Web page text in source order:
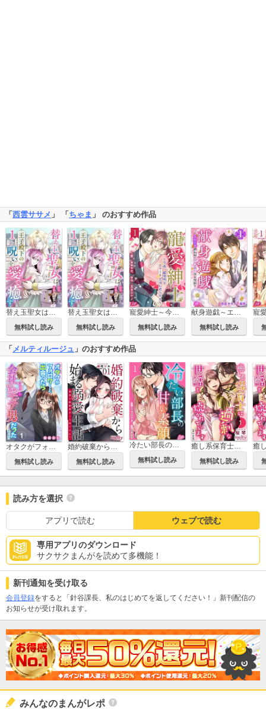
「 西雲ササメ 」 「 ちゃま 」 のおすすめ作品
替え玉聖女は王子殿下の呪いを愛で癒す
無料試し読み
替え玉聖女は王子殿下の呪いを愛で癒す 単行本版
無料試し読み
寵愛紳士～今夜、献身的なエリート上司に迫られる～
無料試し読み
献身遊戯～エリート銀行員とかりそめ!?恋人契約～
無料試し読み
「 メルティルージュ 」のおすすめ作品
無料試し読み 無料試し読み 無料試し読み
癒し系保育士に過剰な世話を焼かれています【描き下ろしおまけ漫画特装版】
無料試し読み
読み方を選択
アプリで読む ウェブで読む
専用アプリのダウンロード
サクサクまんがを読めて多機能！
新刊通知を受け取る
会員登録をすると「針谷課長、私のはじめてを返してください！」新刊配信の
お知らせが受け取れます。
みんなのまんがレポ